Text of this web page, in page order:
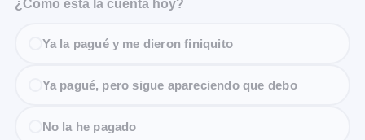
¿Cómo está la cuenta hoy?
Ya la pagué y me dieron finiquito
Ya pagué, pero sigue apareciendo que debo
No la he pagado